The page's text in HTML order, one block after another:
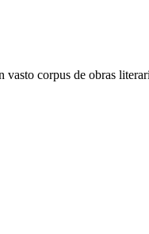
vasto corpus de obras